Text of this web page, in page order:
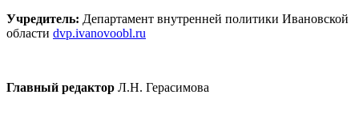
Учредитель: Департамент внутренней политики Ивановской
области dvp.ivanovoobl.ru
Главный редактор Л.Н. Герасимова